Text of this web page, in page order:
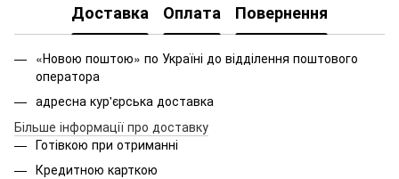
Доставка Оплата Повернення
«Новою поштою» по Україні до відділення поштового
оператора
адресна кур'єрська доставка
Більше інформації про доставку
Готівкою при отриманні
Кредитною карткою